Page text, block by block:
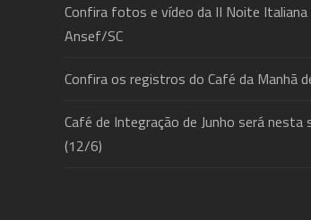
Confira fotos e vídeo da II Noite Italiana
Ansef/SC
Confira os registros do Café da Manhã
Café de Integração de Junho será nesta
(12/6)